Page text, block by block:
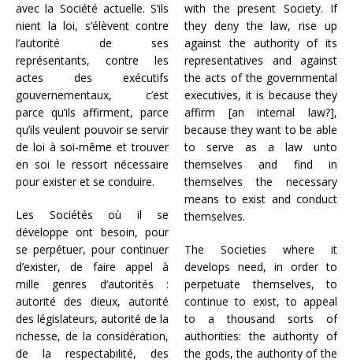
avec la Société actuelle. S’ils
nient la loi, s’élèvent contre
l’autorité de ses
représentants, contre les
actes des exécutifs
gouvernementaux, c’est
parce qu’ils affirment, parce
qu’ils veulent pouvoir se servir
de loi à soi-même et trouver
en soi le ressort nécessaire
pour exister et se conduire.
Les Sociétés où il se
développe ont besoin, pour
se perpétuer, pour continuer
d’exister, de faire appel à
mille genres d’autorités :
autorité des dieux, autorité
des législateurs, autorité de la
richesse, de la considération,
de la respectabilité, des
with the present Society. If
they deny the law, rise up
against the authority of its
representatives and against
the acts of the governmental
executives, it is because they
affirm [an internal law?],
because they want to be able
to serve as a law unto
themselves and find in
themselves the necessary
means to exist and conduct
themselves.
The Societies where it
develops need, in order to
perpetuate themselves, to
continue to exist, to appeal
to a thousand sorts of
authorities: the authority of
the gods, the authority of the